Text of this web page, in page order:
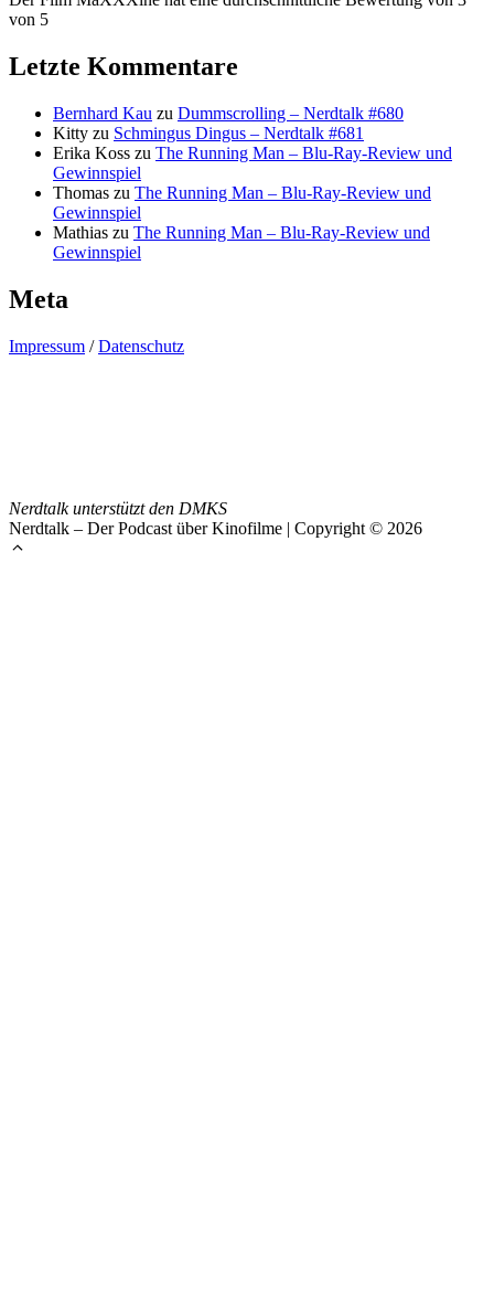
von 5
Letzte Kommentare
Bernhard Kau zu Dummscrolling – Nerdtalk #680
Kitty zu Schmingus Dingus – Nerdtalk #681
Erika Koss zu The Running Man – Blu-Ray-Review und
Gewinnspiel
Thomas zu The Running Man – Blu-Ray-Review und
Gewinnspiel
Mathias zu The Running Man – Blu-Ray-Review und
Gewinnspiel
Meta
Impressum /Datenschutz
Nerdtalk unterstützt den DMKS
Nerdtalk – Der Podcast über Kinofilme | Copyright © 2026